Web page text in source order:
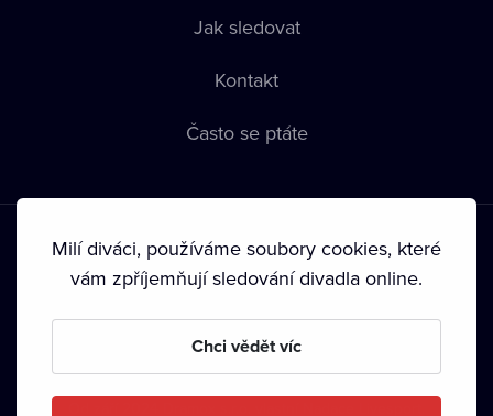
Jak sledovat
Kontakt
Často se ptáte
Podmínky používání • Ochrana soukromí • Zásady používání
• Autorská práva•
Milí diváci, používáme soubory cookies, které
vám zpříjemňují sledování divadla online.
Chci vědět víc